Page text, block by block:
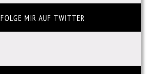
FOLGE MIR AUF TWITTER